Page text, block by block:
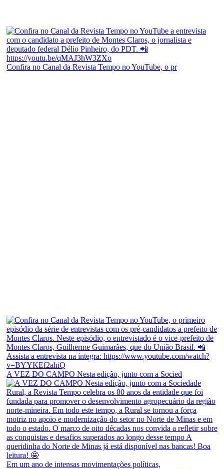
Confira no Canal da Revista Tempo no YouTube, o pr
A VEZ DO CAMPO Nesta edição, junto com a Socied
Em um ano de intensas movimentações políticas,